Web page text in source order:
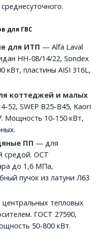
для ГВС
для ИТП — Alfa Laval
НН-08/14/22, Sondex
кВт, пластины AISI 316L,
коттеджей и малых
52, SWEP B25-B45, Kaori
Мощность 10-150 кВт,
ПП — для
средой. ОСТ
до 1,6 МПа,
пучок из латуни Л63
тепловых
ГОСТ 27590,
50-800 кВт.